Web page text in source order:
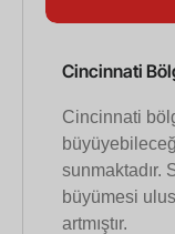
Cincinnati
Cincinnati
sunmaktadır.
büyümesi
artmıştır.